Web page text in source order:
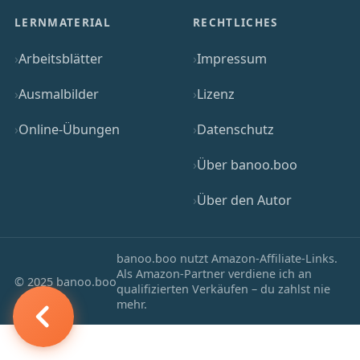
LERNMATERIAL
Arbeitsblätter
Ausmalbilder
Online-Übungen
RECHTLICHES
Impressum
Lizenz
Datenschutz
Über banoo.boo
Über den Autor
© 2025 banoo.boo
banoo.boo nutzt Amazon-Affiliate-Links.
Als Amazon-Partner verdiene ich an
qualifizierten Verkäufen – du zahlst nie
mehr.